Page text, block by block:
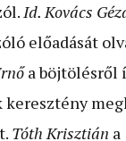
Id. Kovács
előadását
a böjtölésről
keresztény
Tóth Krisztián a